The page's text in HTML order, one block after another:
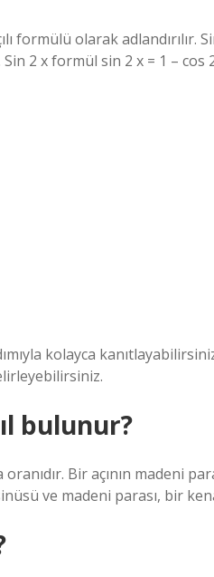
formülü olarak adlandırılır.
2 x formül sin 2 x = 1 – cos
kolayca
bulunur?
Bir açının madeni
ve madeni parası, bir